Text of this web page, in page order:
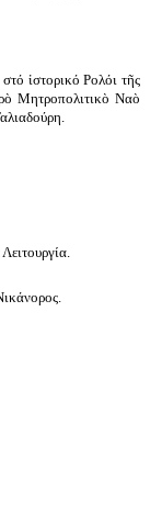
ἱστορικό Ρολόι τῆς
Μητροπολιτικὸ Ναὸ